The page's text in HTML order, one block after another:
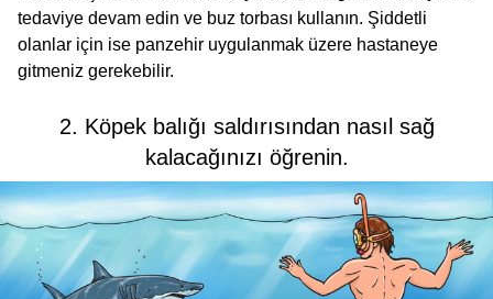
tedaviye devam edin ve buz torbası kullanın. Şiddetli
olanlar için ise panzehir uygulanmak üzere hastaneye
gitmeniz gerekebilir.
2. Köpek balığı saldırısından nasıl sağ
kalacağınızı öğrenin.